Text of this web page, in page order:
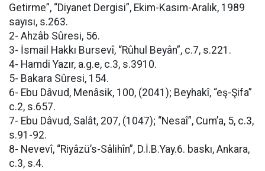
Getirme”, “Diyanet Dergisi”, Ekim-Kasım-Aralık, 1989
sayısı, s.263.
2- Ahzâb Sûresi, 56.
3- İsmail Hakkı Bursevî, “Rûhul Beyân”, c.7, s.221.
4- Hamdi Yazır, a.g.e, c.3, s.3910.
5- Bakara Sûresi, 154.
6- Ebu Dâvud, Menâsik, 100, (2041); Beyhakî, “eş-Şifa”
c.2, s.657.
7- Ebu Dâvud, Salât, 207, (1047); “Nesaî”, Cum’a, 5, c.3,
s.91-92.
8- Nevevî, “Riyâzü’s-Sâlihîn”, D.İ.B.Yay.6. baskı, Ankara,
c.3, s.4.